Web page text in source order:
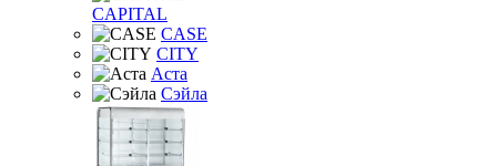
CAPITAL
CASE
CITY
Аста
Сэйла